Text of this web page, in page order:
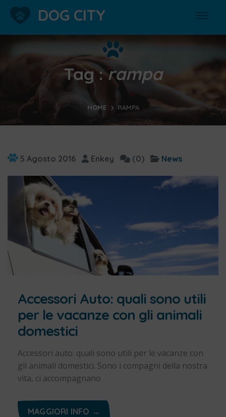
DOG CITY
Tag :rampa
HOME RAMPA
5 Agosto 2016 Enkey (0) News
Accessori Auto: quali sono utili
per le vacanze con gli animali
domestici
Accessori auto: quali sono utili per le vacanze con
gli animali domestici. Sono i compagni della nostra
vita, ci accompagnano
MAGGIORI INFO →